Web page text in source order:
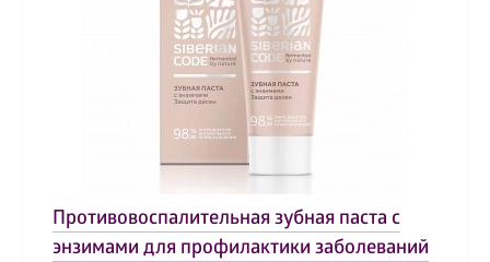
Противовоспалительная зубная паста с
энзимами для профилактики заболеваний